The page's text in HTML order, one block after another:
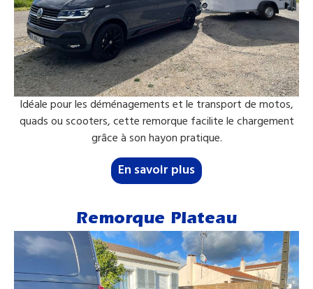
Idéale pour les déménagements et le transport de motos,
quads ou scooters, cette remorque facilite le chargement
grâce à son hayon pratique.
En savoir plus
Remorque Plateau